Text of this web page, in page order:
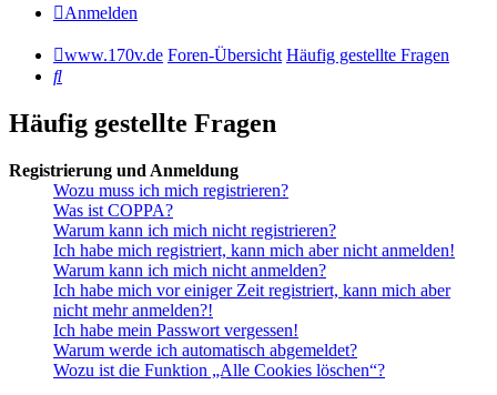
Anmelden
www.170v.de Foren-Übersicht Häufig gestellte Fragen
Suche
Häufig gestellte Fragen
Registrierung und Anmeldung
Wozu muss ich mich registrieren?
Was ist COPPA?
Warum kann ich mich nicht registrieren?
Ich habe mich registriert, kann mich aber nicht anmelden!
Warum kann ich mich nicht anmelden?
Ich habe mich vor einiger Zeit registriert, kann mich aber
nicht mehr anmelden?!
Ich habe mein Passwort vergessen!
Warum werde ich automatisch abgemeldet?
Wozu ist die Funktion „Alle Cookies löschen“?